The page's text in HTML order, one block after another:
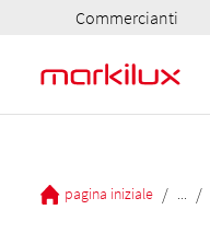
Commercianti
pagina iniziale / /